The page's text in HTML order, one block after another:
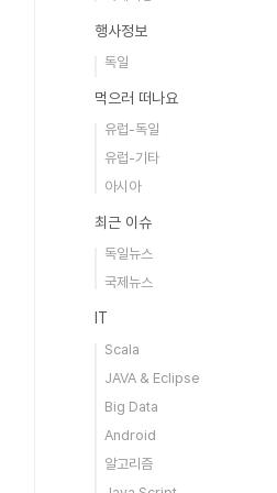
행사정보
독일
먹으러 떠나요
유럽-독일
유럽-기타
아시아
최근 이슈
독일뉴스
국제뉴스
IT
Scala
JAVA & Eclipse
Big Data
Android
알고리즘